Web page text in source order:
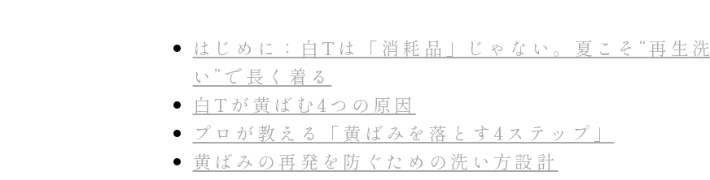
はじめに：白Tは「消耗品」じゃない。夏こそ“再生洗
い”で長く着る
白Tが黄ばむ4つの原因
プロが教える「黄ばみを落とす4ステップ」
黄ばみの再発を防ぐための洗い方設計